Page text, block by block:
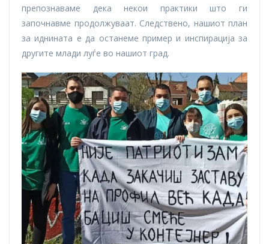
препознаваме дека некои практики што ги
започнавме продолжуваат. Следствено, нашиот план
за иднината е да останеме пример и инспирација за
другите млади луѓе во нашиот град.